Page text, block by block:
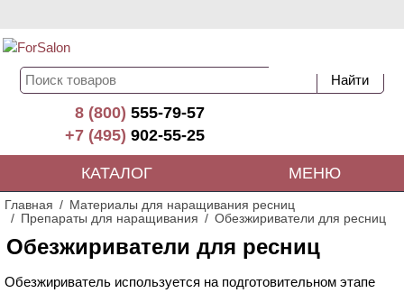
8 (800)555-79-57
+7 (495)902-55-25
КАТАЛОГ МЕНЮ
Главная
Материалы для наращивания ресниц
Препараты для наращивания
Обезжириватели для ресниц
Обезжириватели для ресниц
Обезжириватель используется на подготовительном этапе